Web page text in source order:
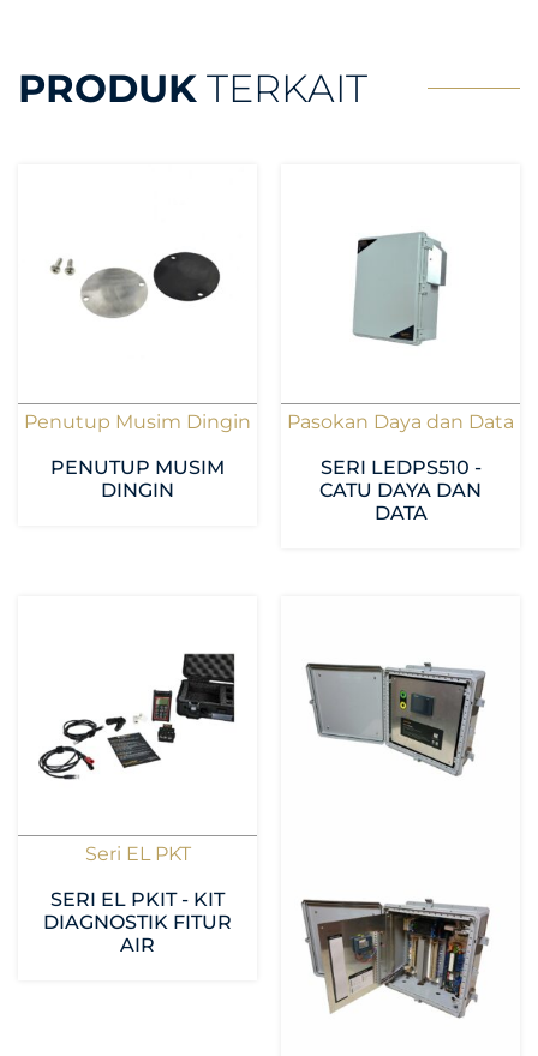
PRODUK TERKAIT
Penutup Musim Dingin
PENUTUP MUSIM
DINGIN
Pasokan Daya dan Data
SERI LEDPS510 -
CATU DAYA DAN
DATA
Seri EL PKT
SERI EL PKIT - KIT
DIAGNOSTIK FITUR
AIR